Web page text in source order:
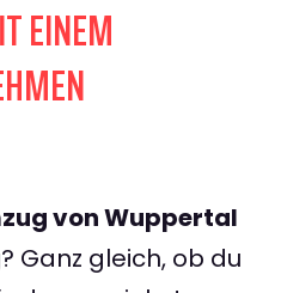
EINEM
von Wuppertal
? Ganz gleich, ob du